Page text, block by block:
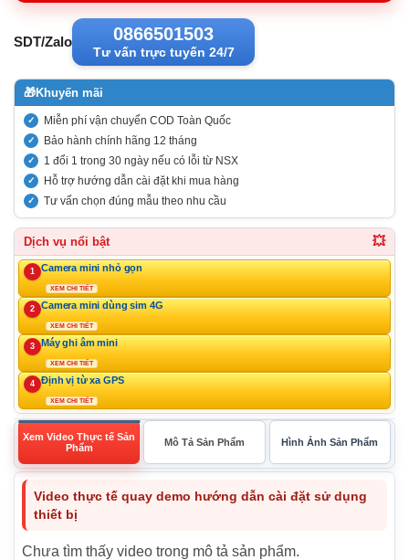
SDT/Zalo 0866501503
Tư vấn trực tuyến 24/7
🎁Khuyến mãi
Miễn phí vận chuyển COD Toàn Quốc
Bảo hành chính hãng 12 tháng
1 đổi 1 trong 30 ngày nếu có lỗi từ NSX
Hỗ trợ hướng dẫn cài đặt khi mua hàng
Tư vấn chọn đúng mẫu theo nhu cầu
Dịch vụ nổi bật 💥
1 Camera mini nhỏ gọn
XEM CHI TIẾT
2 Camera mini dùng sim 4G
XEM CHI TIẾT
3 Máy ghi âm mini
XEM CHI TIẾT
4 Định vị từ xa GPS
XEM CHI TIẾT
Xem Video Thực tế Sản
Phẩm
Mô Tả Sản Phẩm Hình Ảnh Sản Phẩm
Video thực tế quay demo hướng dẫn cài đặt sử dụng
thiết bị
Chưa tìm thấy video trong mô tả sản phẩm.